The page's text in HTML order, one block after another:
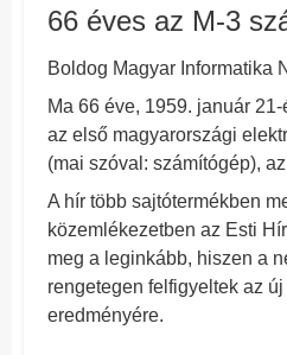
66 éves az M-3
Boldog Magyar Informatika
Ma 66 éve, 1959. január
az első magyarországi
(mai szóval: számítógép),
A hír több sajtótermékben
közemlékezetben az Esti
meg a leginkább, hiszen a
rengetegen felfigyeltek az
eredményére.